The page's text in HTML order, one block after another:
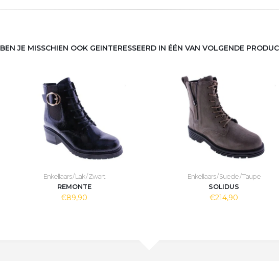
BEN JE MISSCHIEN OOK GEINTERESSEERD IN ÉÉN VAN VOLGENDE
Enkellaars / Lak / Zwart
REMONTE
€89,90
Enkellaars / Suede / Taupe
SOLIDUS
€214,90